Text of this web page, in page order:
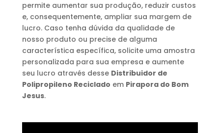
permite aumentar sua produção, reduzir custos
e, consequentemente, ampliar sua margem de
lucro. Caso tenha dúvida da qualidade de
nosso produto ou precise de alguma
característica específica, solicite uma amostra
personalizada para sua empresa e aumente
seu lucro através desse Distribuidor de
Polipropileno Reciclado em Pirapora do Bom
Jesus.